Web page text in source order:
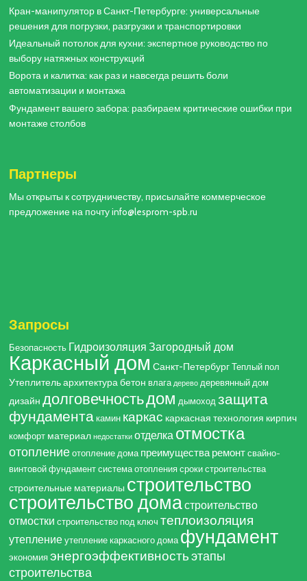
Кран-манипулятор в Санкт-Петербурге: универсальные
решения для погрузки, разгрузки и транспортировки
Идеальный потолок для кухни: экспертное руководство по
выбору натяжных конструкций
Ворота и калитка: как раз и навсегда решить боли
автоматизации и монтажа
Фундамент вашего забора: разбираем критические ошибки при
монтаже столбов
Партнеры
Мы открыты к сотрудничеству, присылайте коммерческое
предложение на почту info@lesprom-spb.ru
Запросы
Безопасность Гидроизоляция Загородный дом
Каркасный дом Санкт-Петербург Теплый пол
Утеплительархитектурабетон влага дерево деревянный дом
дизайн долговечностьдом дымоход защита
фундамента камин каркас каркасная технология кирпич
комфорт материал недостатки отделка отмостка
отопление отопление дома преимуществаремонт свайно-
винтовой фундамент система отопления сроки строительства
строительные материалы строительство
строительство домастроительство
отмостки строительство под ключ теплоизоляция
утепление утепление каркасного дома фундамент
экономия энергоэффективность этапы
строительства